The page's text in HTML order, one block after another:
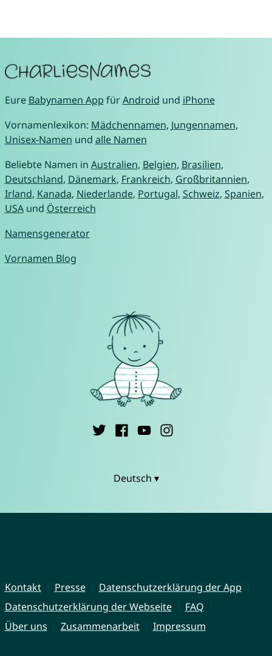
Eure Babynamen App fürAndroid und iPhone
Vornamenlexikon: Mädchennamen, Jungennamen,
Unisex-Namen und alle Namen
Beliebte Namen in Australien, Belgien, Brasilien,
Deutschland, Dänemark, Frankreich, Großbritannien,
Irland, Kanada, Niederlande, Portugal, Schweiz, Spanien,
USAund Österreich
Namensgenerator
Vornamen Blog
Deutsch ▾
Kontakt Presse
Datenschutzerklärung der App
Datenschutzerklärung der Webseite
FAQ
Über uns
Zusammenarbeit Impressum